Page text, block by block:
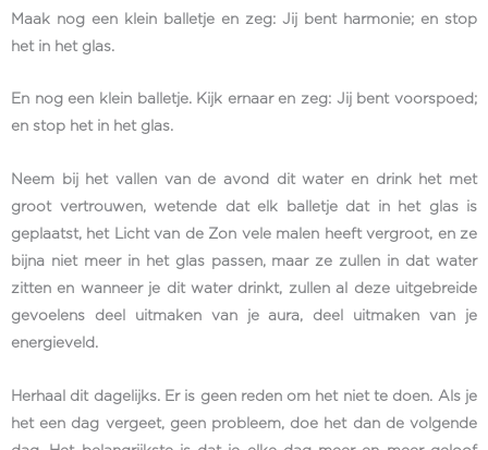
Maak nog een klein balletje en zeg: Jij bent harmonie; en stop
het in het glas.
En nog een klein balletje. Kijk ernaar en zeg: Jij bent voorspoed;
en stop het in het glas.
Neem bij het vallen van de avond dit water en drink het met
groot vertrouwen, wetende dat elk balletje dat in het glas is
geplaatst, het Licht van de Zon vele malen heeft vergroot, en ze
bijna niet meer in het glas passen, maar ze zullen in dat water
zitten en wanneer je dit water drinkt, zullen al deze uitgebreide
gevoelens deel uitmaken van je aura, deel uitmaken van je
energieveld.
Herhaal dit dagelijks. Er is geen reden om het niet te doen. Als je
het een dag vergeet, geen probleem, doe het dan de volgende